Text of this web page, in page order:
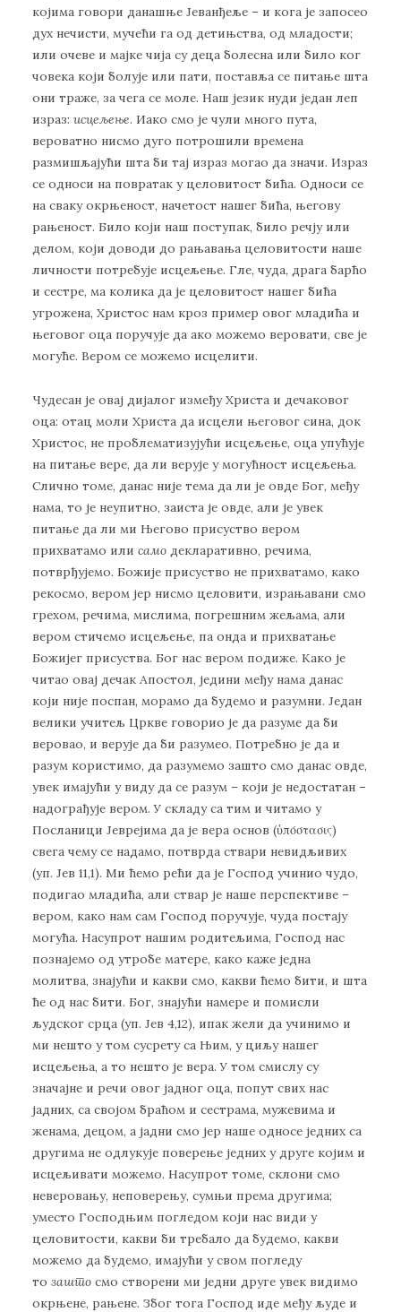
којима говори данашње Јеванђеље – и кога је запосео
дух нечисти, мучећи га од детињства, од младости;
или очеве и мајке чија су деца болесна или било ког
човека који болује или пати, поставља се питање шта
они траже, за чега се моле. Наш језик нуди један леп
израз: исцељење. Иако смо је чули много пута,
вероватно нисмо дуго потрошили времена
размишљајући шта би тај израз могао да значи. Израз
се односи на повратак у целовитост бића. Односи се
на сваку окрњеност, начетост нашег бића, његову
рањеност. Било који наш поступак, било речју или
делом, који доводи до рањавања целовитости наше
личности потребује исцељење. Гле, чуда, драга барћо
и сестре, ма колика да је целовитост нашег бића
угрожена, Христос нам кроз пример овог младића и
његовог оца поручује да ако можемо веровати, све је
могуће. Вером се можемо исцелити.
Чудесан је овај дијалог између Христа и дечаковог
оца: отац моли Христа да исцели његовог сина, док
Христос, не проблематизујући исцељење, оца упућује
на питање вере, да ли верује у могућност исцељења.
Слично томе, данас није тема да ли је овде Бог, међу
нама, то је неупитно, заиста је овде, али је увек
питање да ли ми Његово присуство вером
прихватамо или само декларативно, речима,
потврђујемо. Божије присуство не прихватамо, како
рекосмо, вером јер нисмо целовити, израњавани смо
грехом, речима, мислима, погрешним жељама, али
вером стичемо исцељење, па онда и прихватање
Божијег присуства. Бог нас вером подиже. Како је
читао овај дечак Апостол, једини међу нама данас
који није поспан, морамо да будемо и разумни. Један
велики учитељ Цркве говорио је да разуме да би
веровао, и верује да би разумео. Потребно је да и
разум користимо, да разумемо зашто смо данас овде,
увек имајући у виду да се разум – који је недостатан –
надограђује вером. У складу са тим и читамо у
Посланици Јеврејима да је вера основ (ὑπόστασις)
свега чему се надамо, потврда ствари невидљивих
(уп. Јев 11,1). Ми ћемо рећи да је Господ учинио чудо,
подигао младића, али ствар је наше перспективе –
вером, како нам сам Господ поручује, чуда постају
могућа. Насупрот нашим родитељима, Господ нас
познајемо од утробе матере, како каже једна
молитва, знајући и какви смо, какви ћемо бити, и шта
ће од нас бити. Бог, знајући намере и помисли
људског срца (уп. Јев 4,12), ипак жели да учинимо и
ми нешто у том сусрету са Њим, у циљу нашег
исцељења, а то нешто је вера. У том смислу су
значајне и речи овог јадног оца, попут свих нас
јадних, са својом браћом и сестрама, мужевима и
женама, децом, а јадни смо јер наше односе једних са
другима не одлукује поверење једних у друге којим и
исцељивати можемо. Насупрот томе, склони смо
неверовању, неповерењу, сумњи према другима;
уместо Господњим погледом који нас види у
целовитости, какви би требало да будемо, какви
можемо да будемо, имајући у свом погледу
то зашто смо створени ми једни друге увек видимо
окрњене, рањене. Због тога Господ иде међу људе и